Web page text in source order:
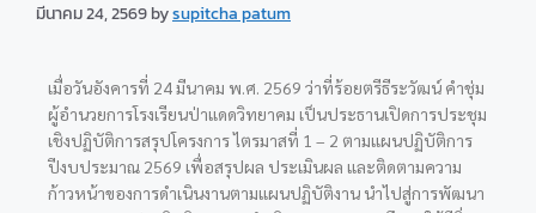
มีนาคม 24, 2569bysupitcha patum
เมื่อวันอังคารที่ 24 มีนาคม พ.ศ. 2569 ว่าที่ร้อยตรีธีระวัฒน์ คำชุ่ม
ผู้อำนวยการโรงเรียนป่าแดดวิทยาคม เป็นประธานเปิดการประชุม
เชิงปฏิบัติการสรุปโครงการ ไตรมาสที่ 1 – 2 ตามแผนปฏิบัติการ
ปีงบประมาณ 2569 เพื่อสรุปผล ประเมินผล และติดตามความ
ก้าวหน้าของการดำเนินงานตามแผนปฏิบัติงาน นำไปสู่การพัฒนา